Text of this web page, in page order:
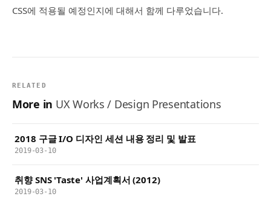
CSS에 적용될 예정인지에 대해서 함께 다루었습니다.
RELATED
More in UX Works / Design Presentations
2018 구글 I/O 디자인 세션 내용 정리 및 발표
2019-03-10
취향 SNS 'Taste' 사업계획서 (2012)
2019-03-10